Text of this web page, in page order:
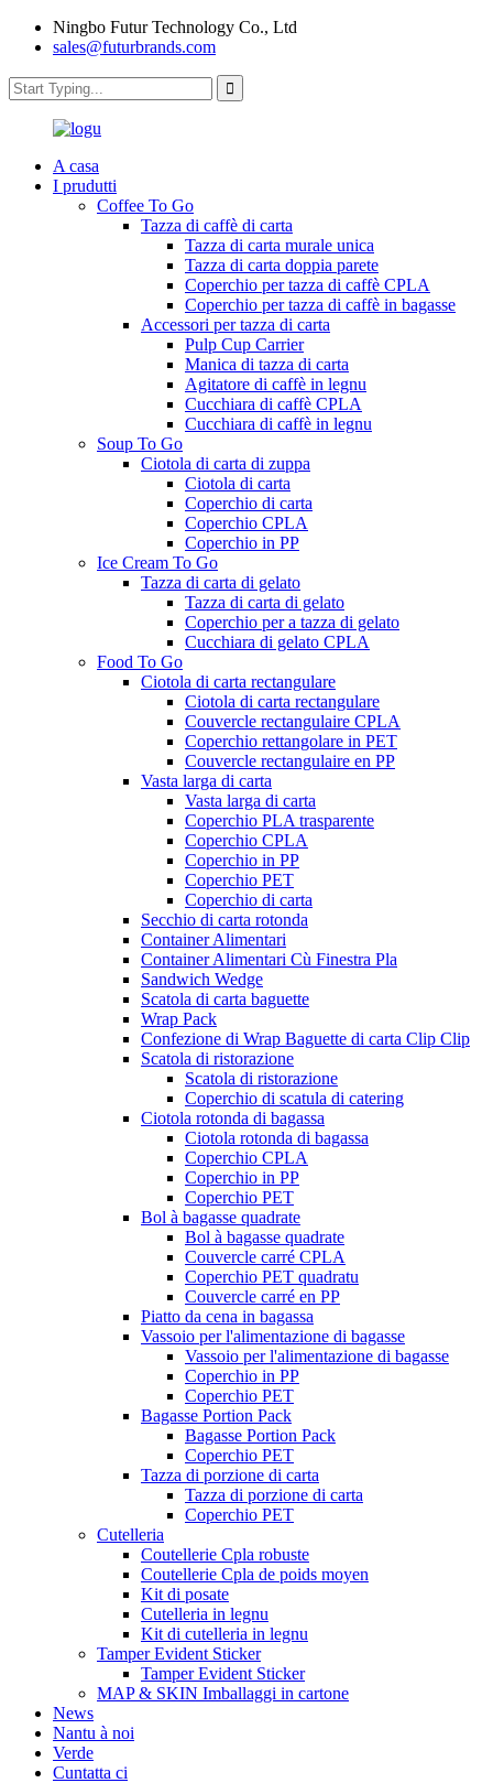
Ningbo Futur Technology Co., Ltd
sales@futurbrands.com
A casa
I prudutti
Coffee To Go
Tazza di caffè di carta
Tazza di carta murale unica
Tazza di carta doppia parete
Coperchio per tazza di caffè CPLA
Coperchio per tazza di caffè in bagasse
Accessori per tazza di carta
Pulp Cup Carrier
Manica di tazza di carta
Agitatore di caffè in legnu
Cucchiara di caffè CPLA
Cucchiara di caffè in legnu
Soup To Go
Ciotola di carta di zuppa
Ciotola di carta
Coperchio di carta
Coperchio CPLA
Coperchio in PP
Ice Cream To Go
Tazza di carta di gelato
Tazza di carta di gelato
Coperchio per a tazza di gelato
Cucchiara di gelato CPLA
Food To Go
Ciotola di carta rectangulare
Ciotola di carta rectangulare
Couvercle rectangulaire CPLA
Coperchio rettangolare in PET
Couvercle rectangulaire en PP
Vasta larga di carta
Vasta larga di carta
Coperchio PLA trasparente
Coperchio CPLA
Coperchio in PP
Coperchio PET
Coperchio di carta
Secchio di carta rotonda
Container Alimentari
Container Alimentari Cù Finestra Pla
Sandwich Wedge
Scatola di carta baguette
Wrap Pack
Confezione di Wrap Baguette di carta Clip Clip
Scatola di ristorazione
Scatola di ristorazione
Coperchio di scatula di catering
Ciotola rotonda di bagassa
Ciotola rotonda di bagassa
Coperchio CPLA
Coperchio in PP
Coperchio PET
Bol à bagasse quadrate
Bol à bagasse quadrate
Couvercle carré CPLA
Coperchio PET quadratu
Couvercle carré en PP
Piatto da cena in bagassa
Vassoio per l'alimentazione di bagasse
Vassoio per l'alimentazione di bagasse
Coperchio in PP
Coperchio PET
Bagasse Portion Pack
Bagasse Portion Pack
Coperchio PET
Tazza di porzione di carta
Tazza di porzione di carta
Coperchio PET
Cutelleria
Coutellerie Cpla robuste
Coutellerie Cpla de poids moyen
Kit di posate
Cutelleria in legnu
Kit di cutelleria in legnu
Tamper Evident Sticker
Tamper Evident Sticker
MAP & SKIN Imballaggi in cartone
News
Nantu à noi
Verde
Cuntatta ci